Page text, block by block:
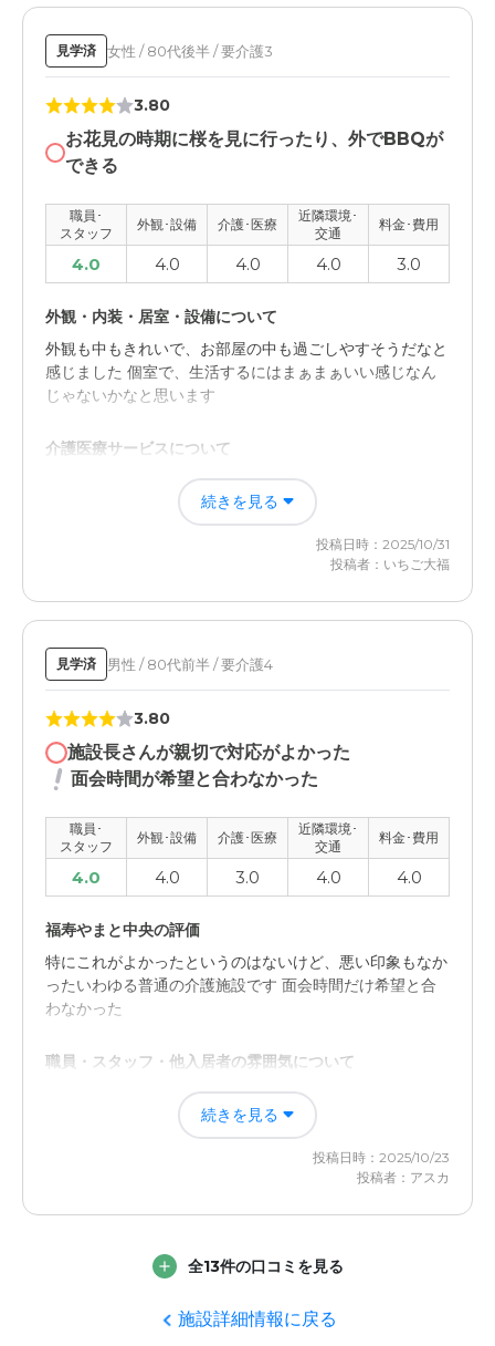
見学済 女性 / 80代後半 / 要介護3
3.80
お花見の時期に桜を見に行ったり、外でBBQが
できる
職員･
スタッフ
外観･設備 介護･医療
近隣環境･
交通
料金･費用
4.0 4.0 4.0 4.0 3.0
外観・内装・居室・設備について
外観も中もきれいで、お部屋の中も過ごしやすそうだなと
感じました 個室で、生活するにはまぁまぁいい感じなん
じゃないかなと思います
介護医療サービスについて
ちょうど食堂に集まってて自由時間を過ごしているようで
したが、週に何度かレクがあったり、お花見の時期になる
と桜を見に行ったり、外でBBQをしたりもするそうで、
外に出る機会もあっていいなと思いました
続きを見る
投稿日時：2025/10/31
投稿者：いちご大福
見学済 男性 / 80代前半 / 要介護4
3.80
施設長さんが親切で対応がよかった
面会時間が希望と合わなかった
職員･
スタッフ
外観･設備 介護･医療
近隣環境･
交通
料金･費用
4.0 4.0 3.0 4.0 4.0
福寿やまと中央の評価
特にこれがよかったというのはないけど、悪い印象もなか
ったいわゆる普通の介護施設です 面会時間だけ希望と合
わなかった
職員・スタッフ・他入居者の雰囲気について
担当してくださった施設長さんは親切でよかったです 入
居者の方も施設の中でお見掛けしましたが、雰囲気とかは
続きを見る
投稿日時：2025/10/23
投稿者：アスカ
全13件の口コミを見る
施設詳細情報に戻る